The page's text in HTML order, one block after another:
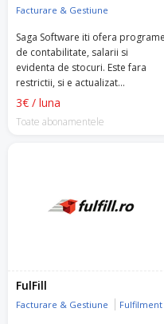
Facturare & Gestiune
Saga Software iti ofera programe
de contabilitate, salarii si
evidenta de stocuri. Este fara
restrictii, si e actualizat
permanent, contra unui
3€ / luna
Toate abonamentele
FulFill
Facturare & Gestiune Fulfilment